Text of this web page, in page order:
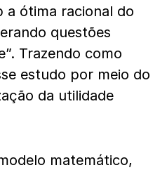
ótima racional do
questões
Trazendo como
estudo por meio do
da utilidade
matemático,